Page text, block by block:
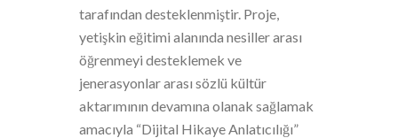
tarafından desteklenmiştir. Proje,
yetişkin eğitimi alanında nesiller arası
öğrenmeyi desteklemek ve
jenerasyonlar arası sözlü kültür
aktarımının devamına olanak sağlamak
amacıyla “Dijital Hikaye Anlatıcılığı”